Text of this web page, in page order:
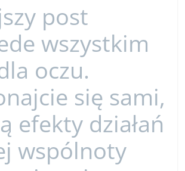
post
wszystkim
oczu.
się sami,
efekty działań
wspólnoty